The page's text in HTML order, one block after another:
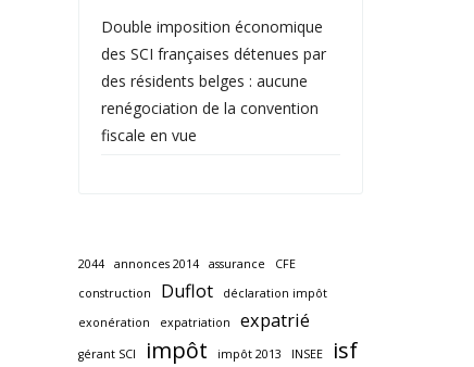
Double imposition économique
des SCI françaises détenues par
des résidents belges : aucune
renégociation de la convention
fiscale en vue
2044 annonces 2014 assurance
CFE
construction
Duflot
déclaration impôt
exonération
expatriation expatrié
gérant SCI impôt impôt 2013 INSEE isf